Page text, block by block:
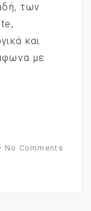
των
και
με
No Comments